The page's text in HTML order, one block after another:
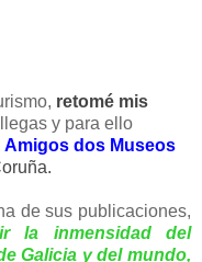
retomé mis
y para ello
Amigos dos Museos
de sus publicaciones,
la inmensidad del
Galicia y del mundo,